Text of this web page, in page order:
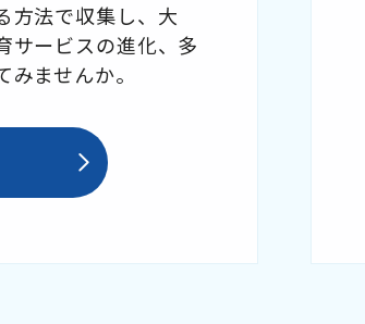
方法で収集し、大
サービスの進化、多
ませんか。